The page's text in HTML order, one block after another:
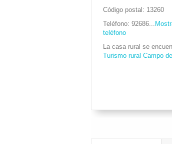
Código postal
13260
Teléfono 92686...
teléfono
La casa rural se
Turismo rural Campo